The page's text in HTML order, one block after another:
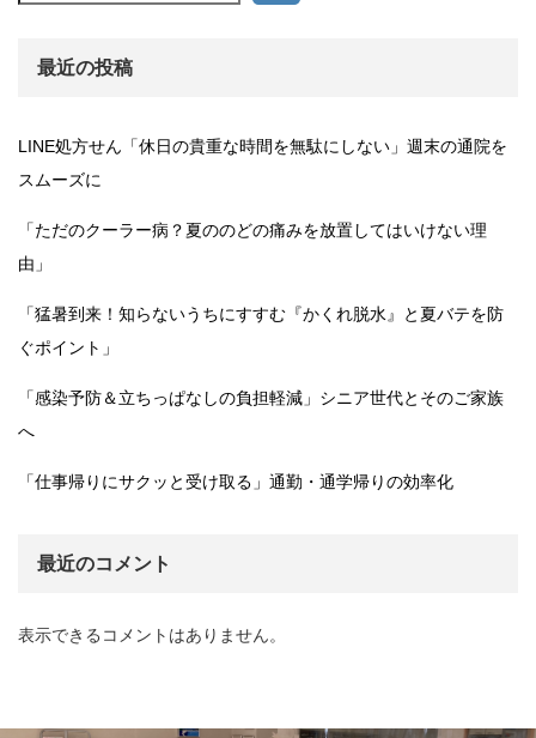
最近の投稿
LINE処方せん「休日の貴重な時間を無駄にしない」週末の通院を
スムーズに
「ただのクーラー病？夏ののどの痛みを放置してはいけない理
由」
「猛暑到来！知らないうちにすすむ『かくれ脱水』と夏バテを防
ぐポイント」
「感染予防＆立ちっぱなしの負担軽減」シニア世代とそのご家族
へ
「仕事帰りにサクッと受け取る」通勤・通学帰りの効率化
最近のコメント
表示できるコメントはありません。